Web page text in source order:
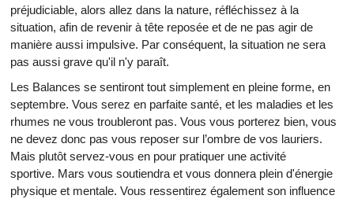
préjudiciable, alors allez dans la nature, réfléchissez à la
situation, afin de revenir à tête reposée et de ne pas agir de
manière aussi impulsive. Par conséquent, la situation ne sera
pas aussi grave qu'il n'y paraît.
Les Balances se sentiront tout simplement en pleine forme, en
septembre. Vous serez en parfaite santé, et les maladies et les
rhumes ne vous troubleront pas. Vous vous porterez bien, vous
ne devez donc pas vous reposer sur l’ombre de vos lauriers.
Mais plutôt servez-vous en pour pratiquer une activité
sportive. Mars vous soutiendra et vous donnera plein d'énergie
physique et mentale. Vous ressentirez également son influence